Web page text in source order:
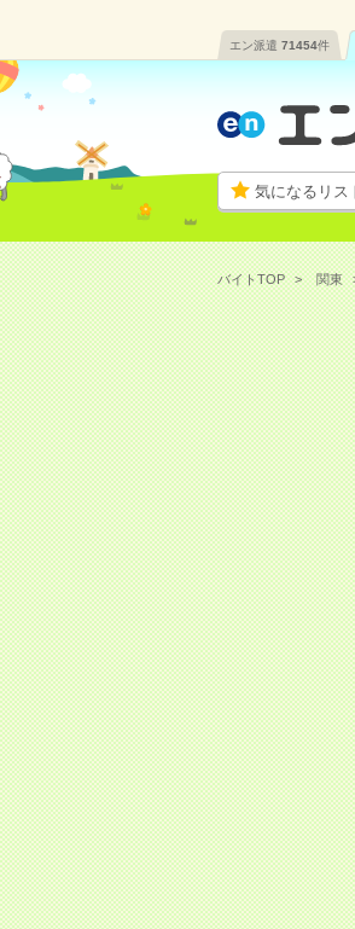
エン派遣 71454件
気になるリス
バイトTOP 関東